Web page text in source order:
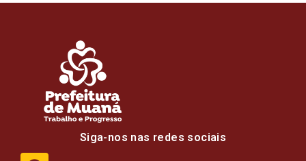
Siga-nos nas redes sociais